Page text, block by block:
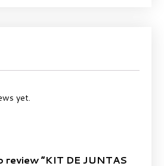
yet.
“KIT DE JUNTAS